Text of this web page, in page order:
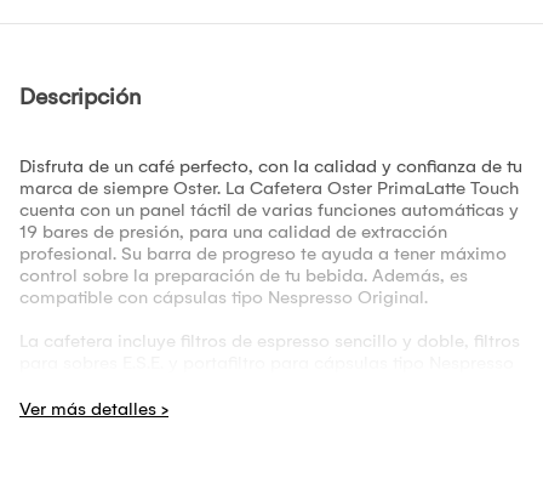
Descripción
Disfruta de un café perfecto, con la calidad y confianza de tu
marca de siempre Oster. La Cafetera Oster PrimaLatte Touch
cuenta con un panel táctil de varias funciones automáticas y
19 bares de presión, para una calidad de extracción
profesional. Su barra de progreso te ayuda a tener máximo
control sobre la preparación de tu bebida. Además, es
compatible con cápsulas tipo Nespresso Original.
La cafetera incluye filtros de espresso sencillo y doble, filtros